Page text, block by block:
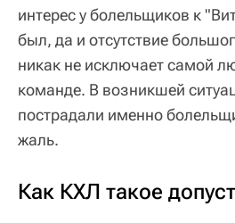
интерес у болельщиков к
был, да и отсутствие
никак не исключает самой
команде. В возникшей
пострадали именно
жаль.
Как КХЛ такое